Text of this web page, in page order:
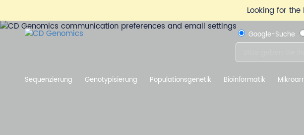
Looking for
Google-Suche
Sequenzierung Genotypisierung Populationsgenetik Bioinformatik